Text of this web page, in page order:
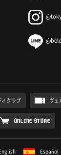
ィクラブ ヴェ
ONLINE STORE
Español